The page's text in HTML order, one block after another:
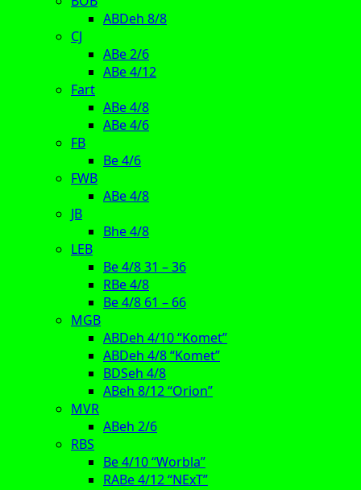
ABDeh 8/8
CJ
ABe 2/6
ABe 4/12
Fart
ABe 4/8
ABe 4/6
FB
Be 4/6
FWB
ABe 4/8
JB
Bhe 4/8
LEB
Be 4/8 31 – 36
RBe 4/8
Be 4/8 61 – 66
MGB
ABDeh 4/10 “Komet”
ABDeh 4/8 “Komet”
BDSeh 4/8
ABeh 8/12 “Orion”
MVR
ABeh 2/6
RBS
Be 4/10 “Worbla”
RABe 4/12 “NExT”